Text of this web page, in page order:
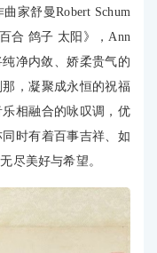
家舒曼Robert Schum
合 鸽子 太阳》，Ann
净内敛、娇柔贵气的
，凝聚成永恒的祝福
相融合的咏叹调，优
时有着百事吉祥、如
尽美好与希望。